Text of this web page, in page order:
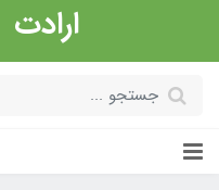
ارادت